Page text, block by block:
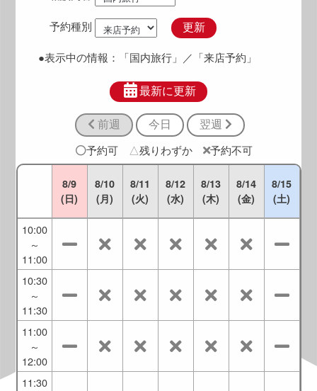
予約種別 更新
●表示中の情報： 「国内旅行」 ／「来店予約」
最新に更新
前週 今日 翌週
予約可 △残りわずか 予約不可
8/9
(日)
8/10
(月)
8/11
(火)
8/12
(水)
8/13
(木)
8/14
(金)
8/15
(土)
9:00
10:00
～
11:00
10:30
～
11:30
11:00
～
12:00
11:30